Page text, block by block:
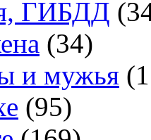
ГИБДД
(34)
и мужья
(95)